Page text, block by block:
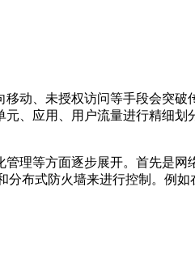
动、未授权访问等手段会突
、应用、用户流量进行精细
理等方面逐步展开。首先是网
分布式防火墙来进行控制。例如